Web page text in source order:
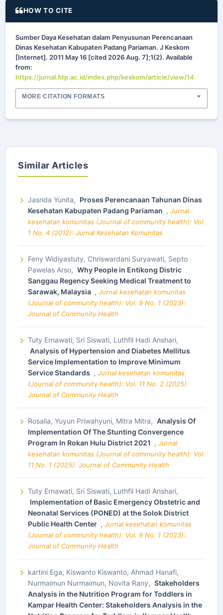
HOW TO CITE
Sumber Daya Kesehatan dalam Penyusunan Perencanaan
Dinas Kesehatan Kabupaten Padang Pariaman. J Keskom
[Internet]. 2011 May 16 [cited 2026 Aug. 7];1(2). Available
from:
https://jurnal.htp.ac.id/index.php/keskom/article/view/14
MORE CITATION FORMATS
Similar Articles
Jasrida Yunita, Proses Perencanaan Tahunan Dinas
Kesehatan Kabupaten Padang Pariaman , Jurnal
kesehatan komunitas (Journal of community health): Vol.
1 No. 4 (2012): Jurnal Kesehatan Komunitas
Feny Widiyastuty, Chriswardani Suryawati, Septo
Pawelas Arso, Why People in Entikong Distric
Sanggau Regency Seeking Medical Treatment to
Sarawak, Malaysia , Jurnal kesehatan komunitas
(Journal of community health): Vol. 9 No. 1 (2023):
Journal of Community Health
Tuty Ernawati, Sri Siswati, Luthfil Hadi Anshari,
Analysis of Hypertension and Diabetes Mellitus
Service Implementation to Improve Minimum
Service Standards , Jurnal kesehatan komunitas
(Journal of community health): Vol. 11 No. 2 (2025):
Journal of Community Health
Rosalia, Yuyun Priwahyuni, Mitra Mitra, Analysis Of
Implementation Of The Stunting Convergence
Program In Rokan Hulu District 2021 , Jurnal
kesehatan komunitas (Journal of community health): Vol.
11 No. 1 (2025): Journal of Community Health
Tuty Ernawati, Sri Siswati, Luthfil Hadi Anshari,
Implementation of Basic Emergency Obstetric and
Neonatal Services (PONED) at the Solok District
Public Health Center , Jurnal kesehatan komunitas
(Journal of community health): Vol. 9 No. 1 (2023):
Journal of Community Health
kartini Ega, Kiswanto Kiswanto, Ahmad Hanafi,
Nurmaimun Nurmaimun, Novita Rany, Stakeholders
Analysis in the Nutrition Program for Toddlers in
Kampar Health Center: Stakeholders Analysis in the